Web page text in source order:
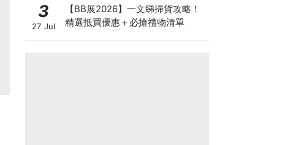
3
27 Jul
【BB展2026】一文睇掃貨攻略！
精選抵買優惠＋必搶禮物清單